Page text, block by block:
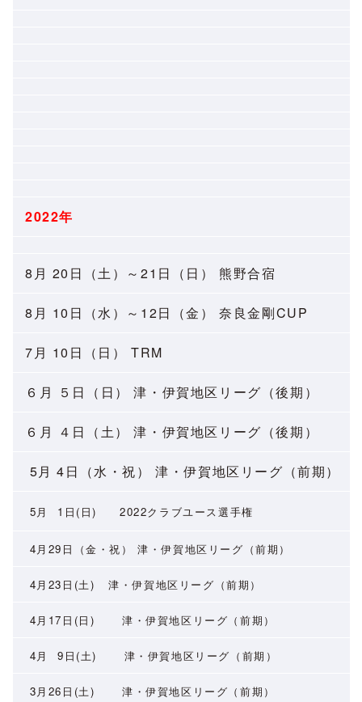
2022年
8月 20日（土）～21日（日） 熊野合宿
8月 10日（水）～12日（金） 奈良金剛CUP
7月 10日（日） TRM
６月 ５日（日） 津・伊賀地区リーグ（後期）
６月 ４日（土） 津・伊賀地区リーグ（後期）
5月 4日（水・祝） 津・伊賀地区リーグ（前期）
5月 1日(日) 2022クラブユース選手権
4月29日（金・祝） 津・伊賀地区リーグ（前期）
4月23日(土) 津・伊賀地区リーグ（前期）
4月17日(日) 津・伊賀地区リーグ（前期）
4月 9日(土) 津・伊賀地区リーグ（前期）
3月26日(土) 津・伊賀地区リーグ（前期）